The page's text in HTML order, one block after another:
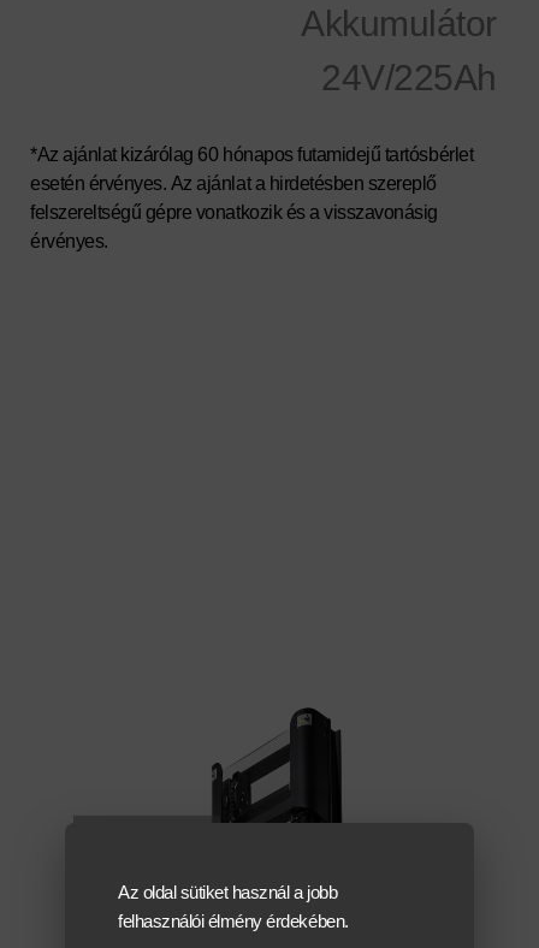
Az oldal sütiket használ a jobb
felhasználói élmény érdekében.
Akkumulátor
24V/225Ah
*Az ajánlat kizárólag 60 hónapos futamidejű tartósbérlet
esetén érvényes. Az ajánlat a hirdetésben szereplő
felszereltségű gépre vonatkozik és a visszavonásig
érvényes.